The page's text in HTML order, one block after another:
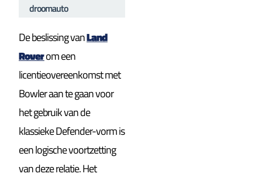
droomauto
De beslissing vanLand
Roverom een
licentieovereenkomst met
Bowler aan te gaan voor
het gebruik van de
klassieke Defender-vorm is
een logische voortzetting
van deze relatie. Het